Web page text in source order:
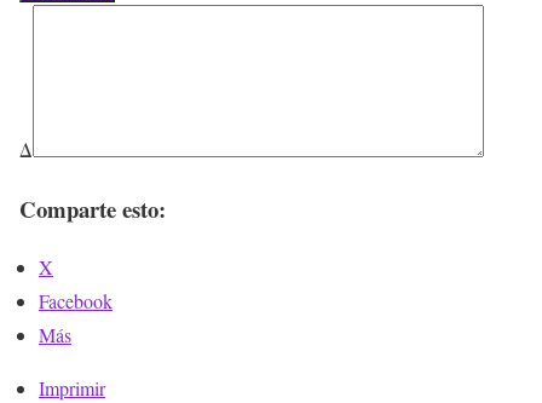
Δ
Comparte esto:
X
Facebook
Más
Imprimir